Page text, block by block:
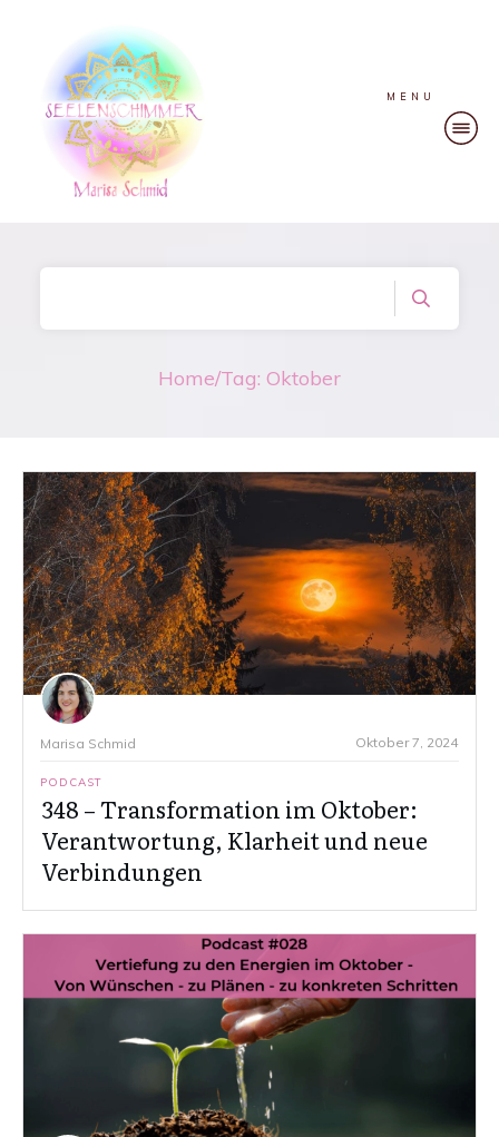
MENU
Home/Tag: Oktober
Marisa Schmid Oktober 7, 2024
PODCAST
348 – Transformation im Oktober:
Verantwortung, Klarheit und neue
Verbindungen